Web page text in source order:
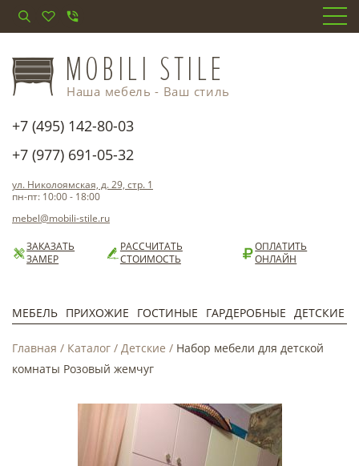
Наша мебель - Ваш стиль
+7 (495) 142-80-03
+7 (977) 691-05-32
ул. Николоямская, д. 29, стр. 1
пн-пт: 10:00 - 18:00
mebel@mobili-stile.ru
ЗАКАЗАТЬ
ЗАМЕР
РАССЧИТАТЬ
СТОИМОСТЬ
ОПЛАТИТЬ
ОНЛАЙН
МЕБЕЛЬ ПРИХОЖИЕ ГОСТИНЫЕ ГАРДЕРОБНЫЕ ДЕТСКИЕ
Главная / Каталог / Детские / Набор мебели для детской
комнаты Розовый жемчуг